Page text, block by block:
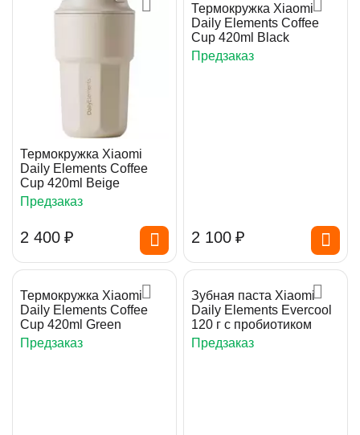
Термокружка Xiaomi
Daily Elements Coffee
Cup 420ml Beige
Предзаказ
2 400 ₽
Термокружка Xiaomi
Daily Elements Coffee
Cup 420ml Black
Предзаказ
2 100 ₽
Термокружка Xiaomi
Daily Elements Coffee
Cup 420ml Green
Предзаказ
Зубная паста Xiaomi
Daily Elements Evercool
120 г с пробиотиком
Предзаказ